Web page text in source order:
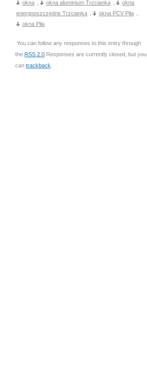
okna okna aluminium Trzcianka
okna
energooszczędne Trzcianka
okna PCV Piła
okna Piła
You can follow any responses to this entry through
the RSS 2.0 Responses are currently closed, but you
can trackback